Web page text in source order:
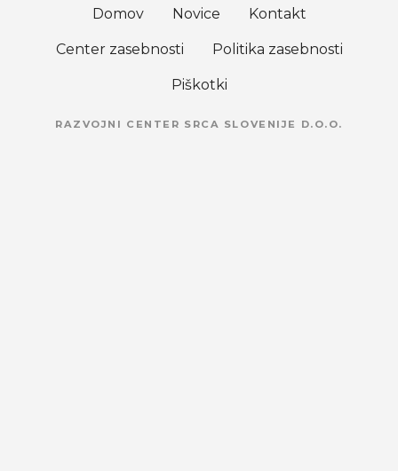
Domov Novice Kontakt
Center zasebnosti Politika zasebnosti
Piškotki
RAZVOJNI CENTER SRCA SLOVENIJE D.O.O.